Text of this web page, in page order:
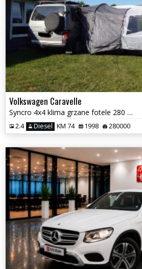
Volkswagen Caravelle
Syncro 4x4 klima grzane fotele 280 tys km 2.4 diesel
2.4 Diesel KM 74 1998 280000